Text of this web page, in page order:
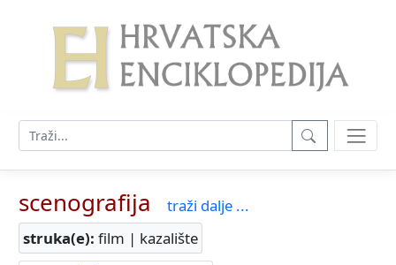
scenografija
traži dalje ...
struka(e): film | kazalište